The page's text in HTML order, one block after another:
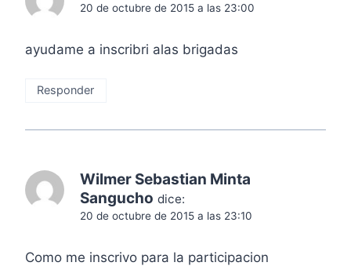
20 de octubre de 2015 a las 23:00
ayudame a inscribri alas brigadas
Responder
Wilmer Sebastian Minta
Sangucho dice:
20 de octubre de 2015 a las 23:10
Como me inscrivo para la participacion